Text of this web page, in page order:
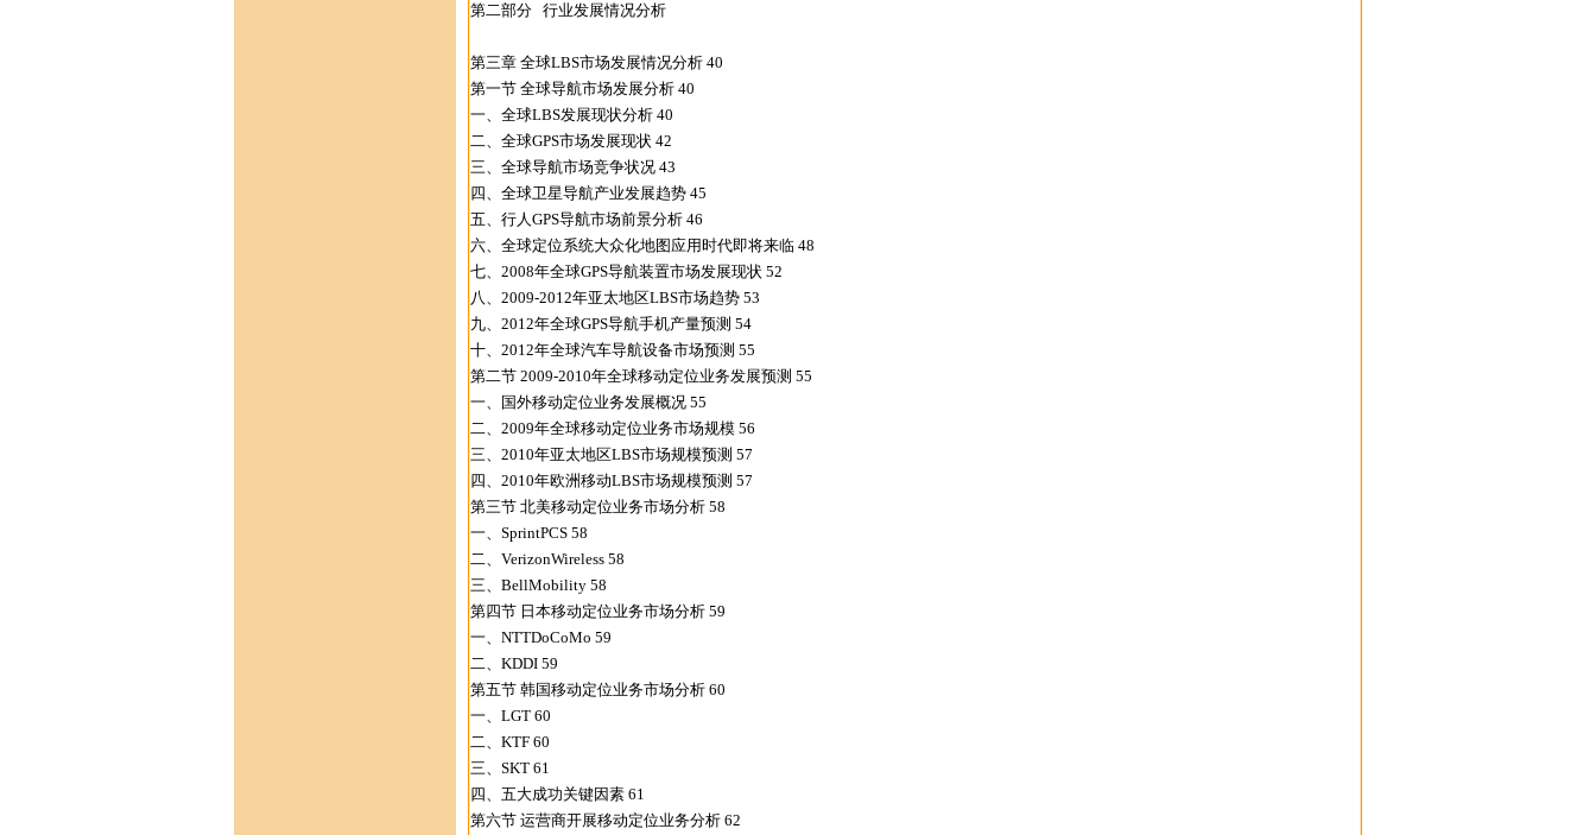
第二部分 行业发展情况分析
第三章 全球LBS市场发展情况分析 40
第一节 全球导航市场发展分析 40
一、全球LBS发展现状分析 40
二、全球GPS市场发展现状 42
三、全球导航市场竞争状况 43
四、全球卫星导航产业发展趋势 45
五、行人GPS导航市场前景分析 46
六、全球定位系统大众化地图应用时代即将来临 48
七、2008年全球GPS导航装置市场发展现状 52
八、2009-2012年亚太地区LBS市场趋势 53
九、2012年全球GPS导航手机产量预测 54
十、2012年全球汽车导航设备市场预测 55
第二节 2009-2010年全球移动定位业务发展预测 55
一、国外移动定位业务发展概况 55
二、2009年全球移动定位业务市场规模 56
三、2010年亚太地区LBS市场规模预测 57
四、2010年欧洲移动LBS市场规模预测 57
第三节 北美移动定位业务市场分析 58
一、SprintPCS 58
二、VerizonWireless 58
三、BellMobility 58
第四节 日本移动定位业务市场分析 59
一、NTTDoCoMo 59
二、KDDI 59
第五节 韩国移动定位业务市场分析 60
一、LGT 60
二、KTF 60
三、SKT 61
四、五大成功关键因素 61
第六节 运营商开展移动定位业务分析 62